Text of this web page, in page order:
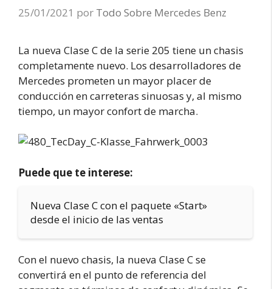
25/01/2021 por Todo Sobre Mercedes Benz
La nueva Clase C de la serie 205 tiene un chasis
completamente nuevo. Los desarrolladores de
Mercedes prometen un mayor placer de
conducción en carreteras sinuosas y, al mismo
tiempo, un mayor confort de marcha.
Puede que te interese:
Nueva Clase C con el paquete «Start»
desde el inicio de las ventas
Con el nuevo chasis, la nueva Clase C se
convertirá en el punto de referencia del